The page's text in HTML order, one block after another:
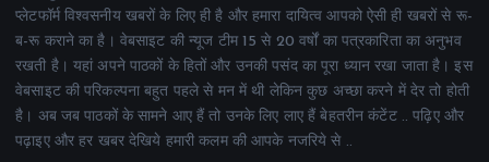
प्लेटफॉर्म विश्वसनीय खबरों के लिए ही है और हमारा दायित्व आपको ऐसी ही खबरों से रू-
ब-रू कराने का है। वेबसाइट की न्यूज टीम 15 से 20 वर्षों का पत्रकारिता का अनुभव
रखती है। यहां अपने पाठकों के हितों और उनकी पसंद का पूरा ध्यान रखा जाता है। इस
वेबसाइट की परिकल्पना बहुत पहले से मन में थी लेकिन कुछ अच्छा करने में देर तो होती
है। अब जब पाठकों के सामने आए हैं तो उनके लिए लाए हैं बेहतरीन कंटेंट .. पढ़िए और
पढ़ाइए और हर खबर देखिये हमारी कलम की आपके नजरिये से ..